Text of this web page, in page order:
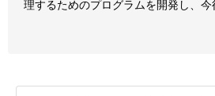
理するためのプログラムを開発し、今